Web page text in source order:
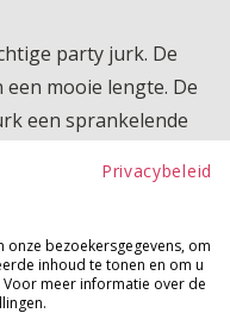
party jurk. De
mooie lengte. De
een sprankelende
Privacybeleid
onze bezoekersgegevens, om
inhoud te tonen en om u
meer informatie over de